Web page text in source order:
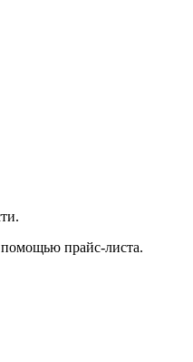
прайс-листа.